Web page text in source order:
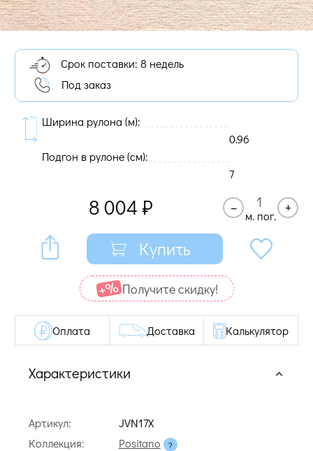
Срок поставки: 8 недель
Под заказ
Ширина рулона (м):
0.96
Подгон в рулоне (cм):
7
8 004 ₽ –
м. пог.
+
Купить
Получите cкидку!
Характеристики
Артикул:
JVN17X
Коллекция:
Positano
Оплата Доставка Калькулятор